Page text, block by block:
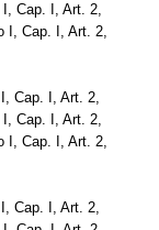
Cap. I, Art. 2,
I, Cap. I, Art. 2,
Cap. I, Art. 2,
Cap. I, Art. 2,
I, Cap. I, Art. 2,
Cap. I, Art. 2,